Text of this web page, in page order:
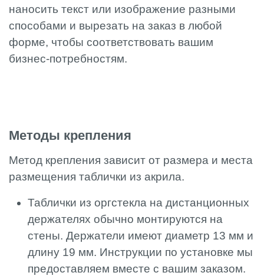
наносить текст или изображение разными
способами и вырезать на заказ в любой
форме, чтобы соответствовать вашим
бизнес-потребностям.
Методы крепления
Метод крепления зависит от размера и места
размещения таблички из акрила.
Таблички из оргстекла на дистанционных
держателях обычно монтируются на
стены. Держатели имеют диаметр 13 мм и
длину 19 мм. Инструкции по установке мы
предоставляем вместе с вашим заказом.